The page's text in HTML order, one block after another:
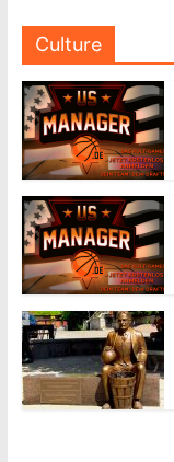
Culture